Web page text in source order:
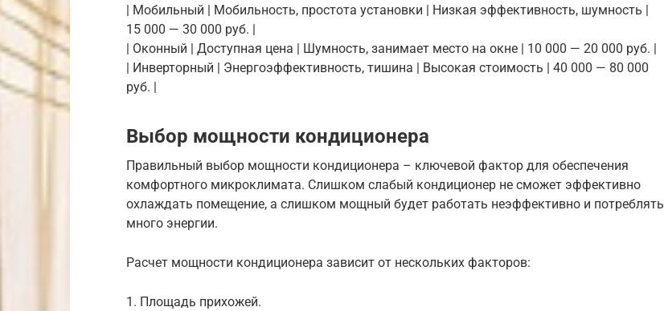
| Мобильный | Мобильность, простота установки | Низкая эффективность, шумность |
15 000 — 30 000 руб. |
| Оконный | Доступная цена | Шумность, занимает место на окне | 10 000 — 20 000 руб. |
| Инверторный | Энергоэффективность, тишина | Высокая стоимость | 40 000 — 80 000
руб. |
Выбор мощности кондиционера
Правильный выбор мощности кондиционера – ключевой фактор для обеспечения
комфортного микроклимата. Слишком слабый кондиционер не сможет эффективно
охлаждать помещение, а слишком мощный будет работать неэффективно и потреблять
много энергии.
Расчет мощности кондиционера зависит от нескольких факторов:
1. Площадь прихожей.